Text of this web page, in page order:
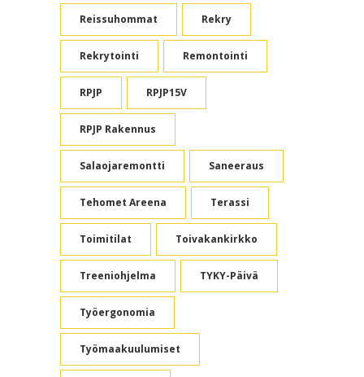
Reissuhommat Rekry
Rekrytointi Remontointi
RPJP RPJP15V
RPJP Rakennus
Salaojaremontti Saneeraus
Tehomet Areena Terassi
Toimitilat Toivakankirkko
Treeniohjelma TYKY-Päivä
Työergonomia
Työmaakuulumiset